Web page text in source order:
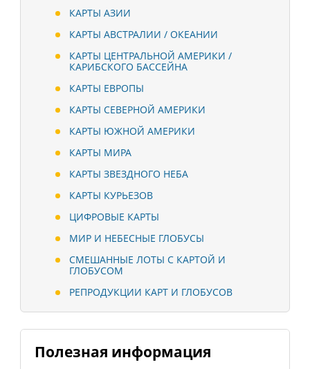
КАРТЫ АЗИИ
КАРТЫ АВСТРАЛИИ / ОКЕАНИИ
КАРТЫ ЦЕНТРАЛЬНОЙ АМЕРИКИ /
КАРИБСКОГО БАССЕЙНА
КАРТЫ ЕВРОПЫ
КАРТЫ СЕВЕРНОЙ АМЕРИКИ
КАРТЫ ЮЖНОЙ АМЕРИКИ
КАРТЫ МИРА
КАРТЫ ЗВЕЗДНОГО НЕБА
КАРТЫ КУРЬЕЗОВ
ЦИФРОВЫЕ КАРТЫ
МИР И НЕБЕСНЫЕ ГЛОБУСЫ
СМЕШАННЫЕ ЛОТЫ С КАРТОЙ И
ГЛОБУСОМ
РЕПРОДУКЦИИ КАРТ И ГЛОБУСОВ
Полезная информация